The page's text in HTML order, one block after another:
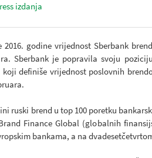
izdanja
2016. godine vrijednost Sberbank
Sberbank je popravila svoju
koji definiše vrijednost poslovnih
ruski brend u top 100 poretku
Finance Global (globalnih
bankama, a na